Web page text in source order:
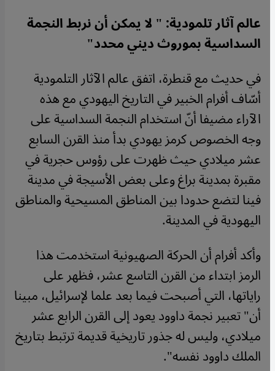
عالم آثار تلمودية: " لا يمكن أن نربط النجمة
السداسية بموروث ديني محدد"
في حديث مع قنطرة، اتفق عالم الآثار التلمودية
أسّاف أفرام الخبير في التاريخ اليهودي مع هذه
الآراء مضيفا أنّ استخدام النجمة السداسية على
وجه الخصوص كرمز يهودي بدأ منذ القرن السابع
عشر ميلادي حيث ظهرت على رؤوس حجرية في
مقبرة بمدينة براغ وعلى بعض الأسيجة في مدينة
فينا لتضع حدودا بين المناطق المسيحية والمناطق
اليهودية في المدينة.
وأكد أفرام أن الحركة الصهيونية استخدمت هذا
الرمز ابتداء من القرن التاسع عشر، فظهر على
راياتها، التي أصبحت فيما بعد علما لإسرائيل، مبينا
أن" تعبير نجمة داوود يعود إلى القرن الرابع عشر
ميلادي، وليس له جذور تاريخية قديمة ترتبط بتاريخ
الملك داوود نفسه".